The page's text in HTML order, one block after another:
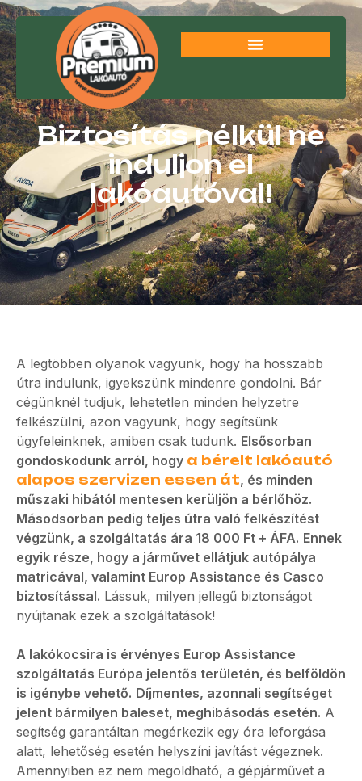
Biztosítás nélkül ne
induljon el
lakóautóval!
A legtöbben olyanok vagyunk, hogy ha hosszabb
útra indulunk, igyekszünk mindenre gondolni. Bár
cégünknél tudjuk, lehetetlen minden helyzetre
felkészülni, azon vagyunk, hogy segítsünk
ügyfeleinknek, amiben csak tudunk. Elsősorban
gondoskodunk arról, hogy a bérelt lakóautó
alapos szervizen essen át, és minden
műszaki hibától mentesen kerüljön a bérlőhöz.
Másodsorban pedig teljes útra való felkészítést
végzünk, a szolgáltatás ára 18 000 Ft + ÁFA. Ennek
egyik része, hogy a járművet ellátjuk autópálya
matricával, valamint Europ Assistance és Casco
biztosítással. Lássuk, milyen jellegű biztonságot
nyújtanak ezek a szolgáltatások!
A lakókocsira is érvényes Europ Assistance
szolgáltatás Európa jelentős területén, és belföldön
is igénybe vehető. Díjmentes, azonnali segítséget
jelent bármilyen baleset, meghibásodás esetén. A
segítség garantáltan megérkezik egy óra leforgása
alatt, lehetőség esetén helyszíni javítást végeznek.
Amennyiben ez nem megoldható, a gépjárművet a